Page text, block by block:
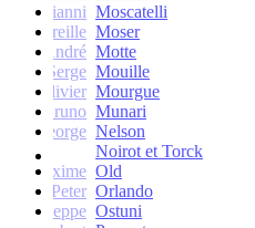
Gianni Moscatelli
Mireille Moser
André Motte
Serge Mouille
Olivier Mourgue
Bruno Munari
George Nelson
Noirot et Torck
Maxime Old
Peter Orlando
Giuseppe Ostuni